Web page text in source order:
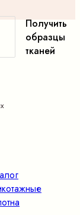
Получить
образцы
тканей